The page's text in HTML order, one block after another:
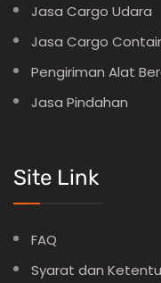
Jasa Cargo Udara
Jasa Cargo
Pengiriman Alat
Jasa Pindahan
Site Link
FAQ
Syarat dan